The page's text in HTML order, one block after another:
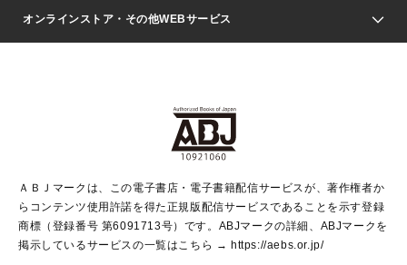
Vジャンプ
ジャンプルーキー！
ジャンプTOON
S-MANGA
週刊ヤングジャンプ
ウルトラジャンプ
リマコミ＋
マンガMeets
月刊オフィスユー
Seventeen
LEE
Marisol
芸能・情報・スポーツ
パラスポ＋！
文芸・文庫・総合
青春と読書
アジア人物史
集英社新書
集英社新書プラス
よみタイ
ライトノベル・ノベライズ
集英社Webマガジン Cobalt
集英社オレンジ文庫
シフォン文庫
集英社みらい文庫
S-KIDS.LAND
オンラインストア・その他WEBサービス
SHUEISHA MANGA-ART HERITAGE
HAPPY PLUS STORE
shueisha vox
EDITOR'S LAB
ＡＢＪマークは、この電子書店・電子書籍配信サービスが、著作権者か
らコンテンツ使用許諾を得た正規版配信サービスであることを示す登録
商標（登録番号 第6091713号）です。ABJマークの詳細、ABJマークを
掲示しているサービスの一覧はこちら → https://aebs.or.jp/